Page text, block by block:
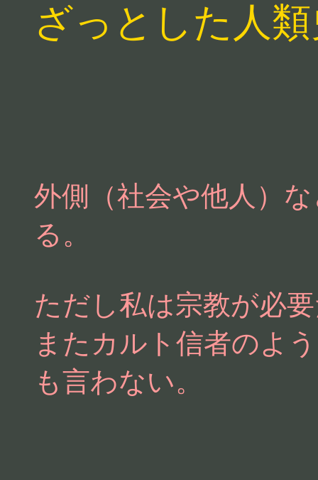
ざっとした人
外側（社会や他人）
る。
ただし私は宗教が必
またカルト信者のよ
も言わない。